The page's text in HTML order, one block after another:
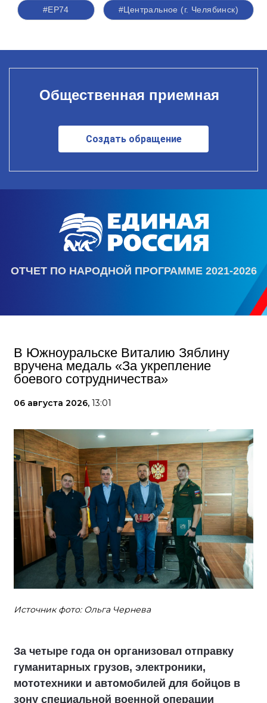
#ЕР74 #Центральное (г. Челябинск)
Общественная приемная
Создать обращение
ОТЧЕТ ПО НАРОДНОЙ ПРОГРАММЕ 2021-2026
В Южноуральске Виталию Зяблину
вручена медаль «За укрепление
боевого сотрудничества»
06 августа 2026, 13:01
Источник фото: Ольга Чернева
За четыре года он организовал отправку
гуманитарных грузов, электроники,
мототехники и автомобилей для бойцов в
зону специальной военной операции